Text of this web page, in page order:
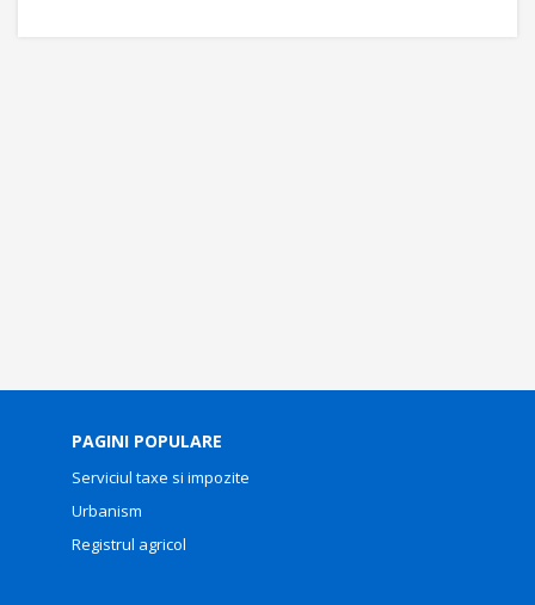
PAGINI POPULARE
Serviciul taxe si impozite
Urbanism
Registrul agricol